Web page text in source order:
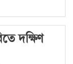
দক্ষিণ